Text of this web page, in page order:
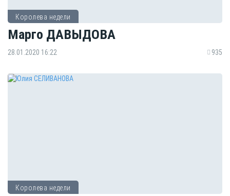
Королева недели
Марго ДАВЫДОВА
28.01.2020 16:22 935
Королева недели